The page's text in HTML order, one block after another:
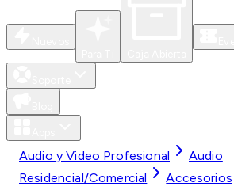
Audio y Video Profesional
Audio
Residencial/Comercial
Accesorios